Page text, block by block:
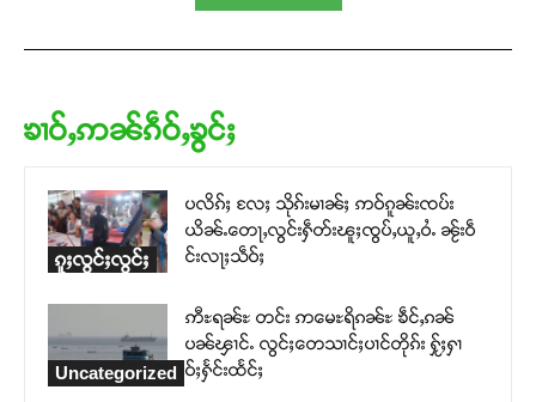
ၶၢဝ်ႇဢၼ်ၵဵဝ်ႇၶွင်ႈ
ၵူႈလွင်ႈလွင်ႈ
ပလိၵ်ႈ လႄႈ သိုၵ်းမၢၼ်ႈ ဢဝ်ၵူၼ်းၸပ်း
ယိၼ်ႉတေႃႇလွင်းႁဵတ်းၽူႈၸွပ်ႇယူႇဝႆႉ ၼႂ်းဝဵ
င်းလႃႈသဵဝ်ႈ
Uncategorized
ဢီႊရၼ်ႊ တင်း ဢမေႊရိၵၼ်ႊ ၶဵင်ႇၵၼ်
ပၼ်ၾၢင်ႉ လွင်ႈတေသၢင်ႈပၢင်တိုၵ်း ႁႂ်ႈႁၢ
ဝ်ႈႁႅင်းထႅင်ႈ